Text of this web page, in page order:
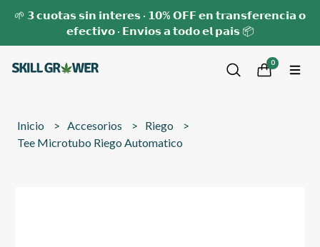
🌱 𝟯 𝗰𝘂𝗼𝘁𝗮𝘀 𝘀𝗶𝗻 𝗶𝗻𝘁𝗲𝗿𝗲𝘀 · 𝟭𝟬% 𝗢𝗙𝗙 𝗲𝗻 𝘁𝗿𝗮𝗻𝘀𝗳𝗲𝗿𝗲𝗻𝗰𝗶𝗮 𝗼
𝗲𝗳𝗲𝗰𝘁𝗶𝘃𝗼 · 𝗘𝗻𝘃𝗶𝗼𝘀 𝗮 𝘁𝗼𝗱𝗼 𝗲𝗹 𝗽𝗮𝗶𝘀 📦
0
Inicio Accesorios
Riego
Tee Microtubo Riego Automatico